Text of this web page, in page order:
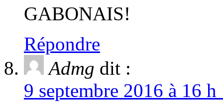
GABONAIS!
Répondre
Admg dit :
9 septembre 2016 à 16